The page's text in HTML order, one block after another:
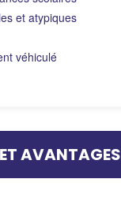
et atypiques
véhiculé
AVANTAGES